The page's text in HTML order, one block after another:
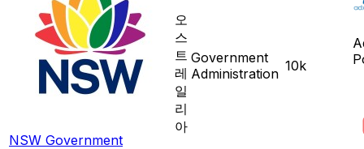
NSW Government
오
스
트
레
일
리
아
Government
Administration 10k